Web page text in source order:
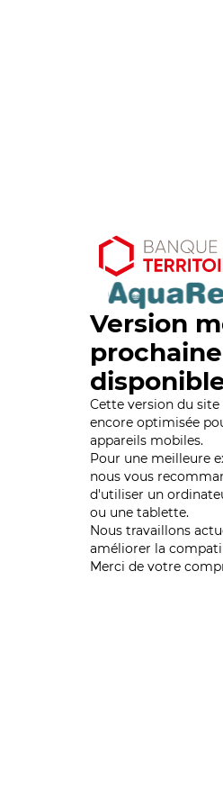
Version
Cette version du site
encore optimisée
appareils mobiles.
Pour une meilleure
nous vous
d'utiliser un
ou une tablette.
Nous travaillons
améliorer la
Merci de votre